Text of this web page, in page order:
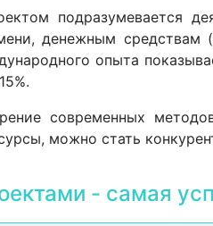
подразумевается
денежным средствам
опыта
современных
можно стать
- самая